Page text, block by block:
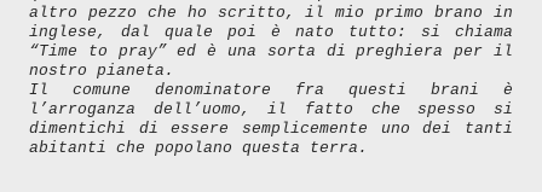
altro pezzo che ho scritto, il mio primo brano in
inglese, dal quale poi è nato tutto: si chiama
“Time to pray” ed è una sorta di preghiera per il
nostro pianeta.
Il comune denominatore fra questi brani è
l’arroganza dell’uomo, il fatto che spesso si
dimentichi di essere semplicemente uno dei tanti
abitanti che popolano questa terra.